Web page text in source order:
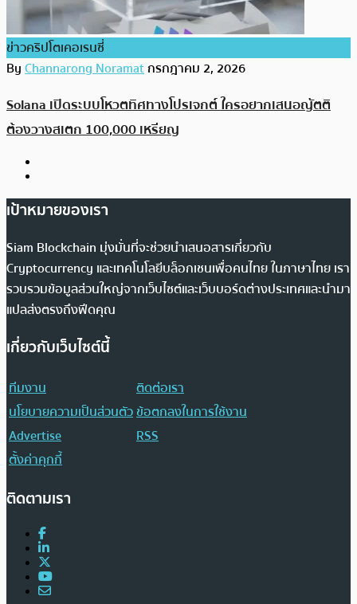
ข่าวคริปโตเคอเรนซี่
ByChannarong Noramatกรกฎาคม 2, 2026
Solana เปิดระบบโหวตทิศทางโปรเจกต์ ใครอยากเสนอญัตติ
ต้องวางสเตก 100,000 เหรียญ
เป้าหมายของเรา
Siam Blockchain มุ่งมั่นที่จะช่วยนำเสนอสารเกี่ยวกับ
Cryptocurrency และเทคโนโลยีบล็อกเชนเพื่อคนไทย ในภาษาไทย เรา
รวบรวมข้อมูลส่วนใหญ่จากเว็บไซต์และเว็บบอร์ดต่างประเทศและนำมา
แปลส่งตรงถึงฟีดคุณ
เกี่ยวกับเว็บไซต์นี้
ทีมงาน
ติดต่อเรา
นโยบายความเป็นส่วนตัวข้อตกลงในการใช้งาน
Advertise
RSS
ตั้งค่าคุกกี้
ติดตามเรา